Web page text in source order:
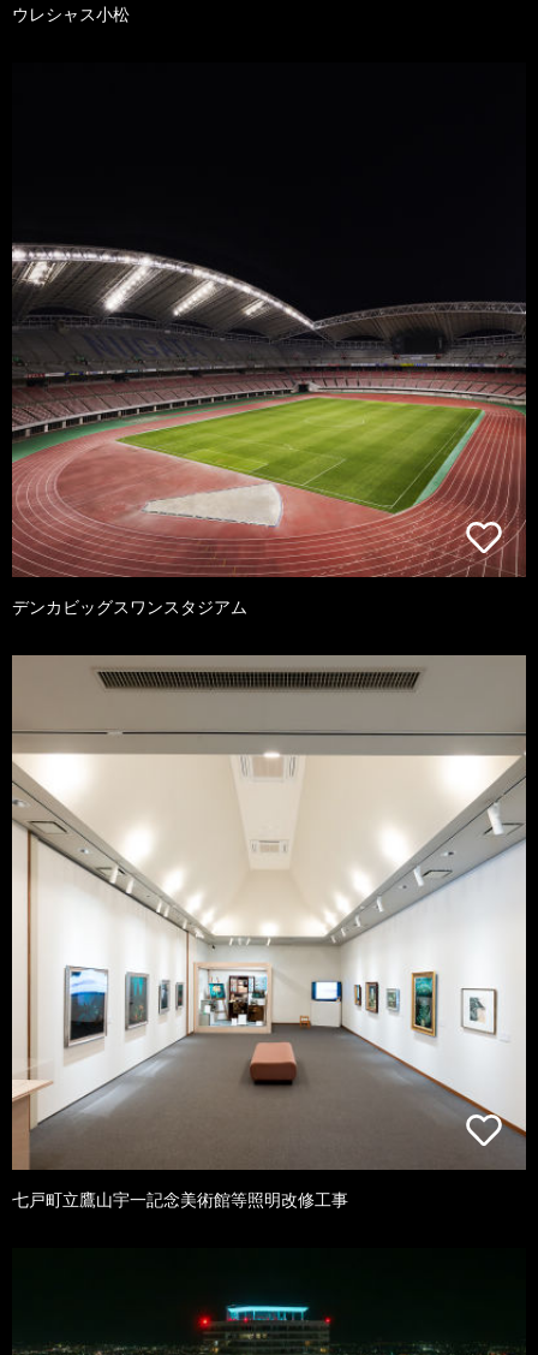
ウレシャス小松
デンカビッグスワンスタジアム
七戸町立鷹山宇一記念美術館等照明改修工事